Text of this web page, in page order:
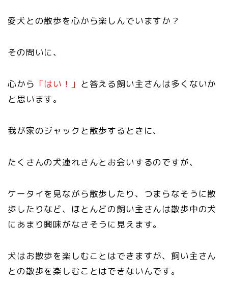
愛犬との散歩を心から楽しんでいますか？
その問いに、
心から 「はい！」 と答える飼い主さんは多くないか
と思います。
我が家のジャックと散歩するときに、
たくさんの犬連れさんとお会いするのですが、
ケータイを見ながら散歩したり、つまらなそうに散
歩したりなど、ほとんどの飼い主さんは散歩中の犬
にあまり興味がなさそうに見えます。
犬はお散歩を楽しむことはできますが、飼い主さん
との散歩を楽しむことはできないんです。